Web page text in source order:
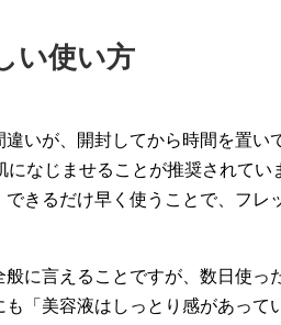
い使い方
いが、開封してから時間を置い
なじませることが推奨されてい
きるだけ早く使うことで、フレ
に言えることですが、数日使っ
「美容液はしっとり感があって